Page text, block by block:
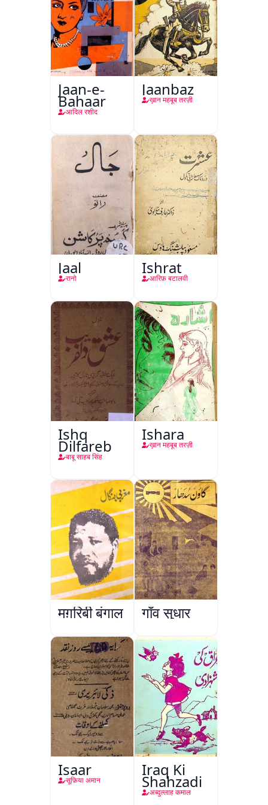
Jaan-e-
Bahaar
आदिल रशीद
Jaanbaz
ख़ान महबूब तरज़ी
Jaal
रानो
Ishrat
आरिफ़ बटालवी
Ishq
Dilfareb
बाबू साहब सिंह
Ishara
ख़ान महबूब तरज़ी
मग़रिबी बंगाल गाँव सुधार
Isaar
सूफ़िया अमान
Iraq Ki
Shahzadi
अब्दुल्लाह कमाल